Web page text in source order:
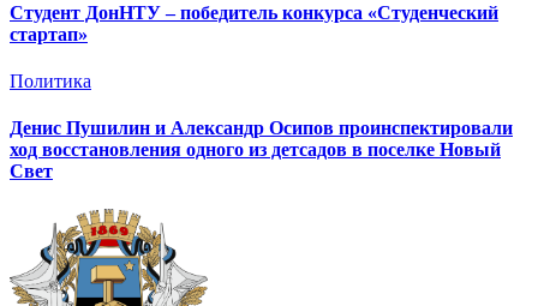
Студент ДонНТУ – победитель конкурса «Студенческий
стартап»
Политика
Денис Пушилин и Александр Осипов проинспектировали
ход восстановления одного из детсадов в поселке Новый
Свет